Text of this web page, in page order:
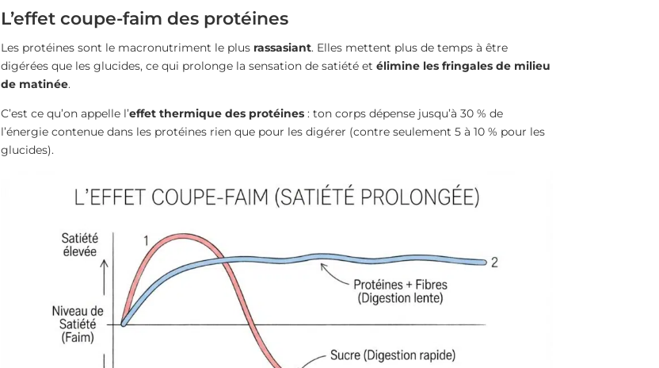
L’effet coupe-faim des protéines
Les protéines sont le macronutriment le plus rassasiant. Elles mettent plus de temps à être
digérées que les glucides, ce qui prolonge la sensation de satiété et élimine les fringales de milieu
de matinée.
C’est ce qu’on appelle l’effet thermique des protéines: ton corps dépense jusqu’à 30 % de
l’énergie contenue dans les protéines rien que pour les digérer (contre seulement 5 à 10 % pour les
glucides).